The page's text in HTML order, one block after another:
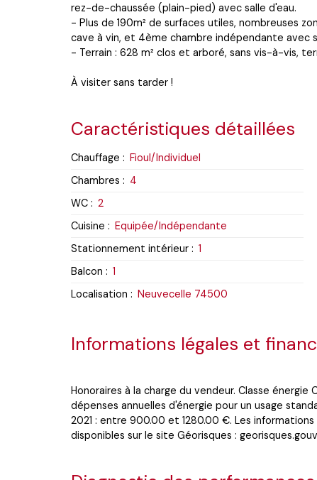
rez-de-chaussée (plain-pied) avec salle d'eau.
- Plus de 190m² de surfaces utiles, nombreuses
cave à vin, et 4ème chambre indépendante avec
- Terrain : 628 m² clos et arboré, sans vis-à-vis,
À visiter sans tarder !
Caractéristiques détaillées
Chauffage : Fioul/Individuel
Chambres : 4
WC : 2
Cuisine : Equipée/Indépendante
Stationnement intérieur : 1
Balcon : 1
Localisation : Neuvecelle 74500
Informations légales et
Honoraires à la charge du vendeur. Classe
dépenses annuelles d'énergie pour un usage
2021 : entre 900.00 et 1280.00 €. Les
disponibles sur le site Géorisques :